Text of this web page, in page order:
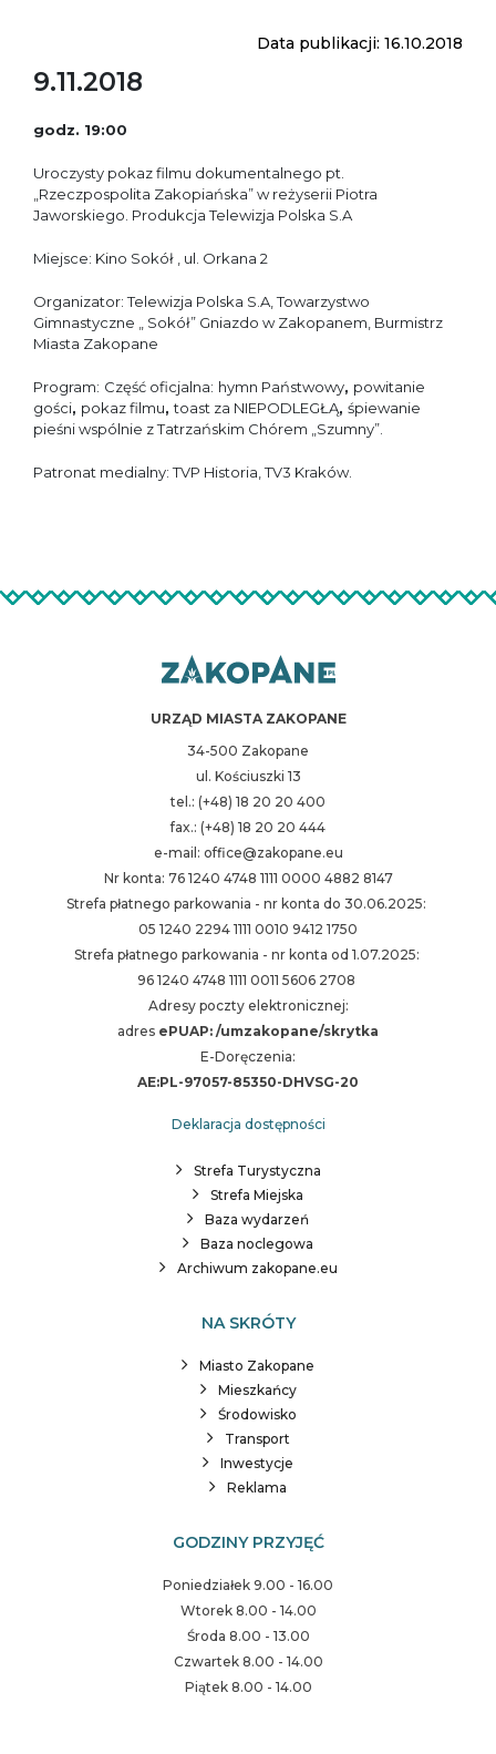
Data publikacji: 16.10.2018
9.11.2018
godz. 19:00
Uroczysty pokaz filmu dokumentalnego pt.
„Rzeczpospolita Zakopiańska” w reżyserii Piotra
Jaworskiego. Produkcja Telewizja Polska S.A
Miejsce: Kino Sokół , ul. Orkana 2
Organizator: Telewizja Polska S.A, Towarzystwo
Gimnastyczne „ Sokół” Gniazdo w Zakopanem, Burmistrz
Miasta Zakopane
Program: Część oficjalna: hymn Państwowy, powitanie
gości, pokaz filmu,toast za NIEPODLEGŁĄ, śpiewanie
pieśni wspólnie z Tatrzańskim Chórem „Szumny”.
Patronat medialny: TVP Historia, TV3 Kraków.
URZĄD MIASTA ZAKOPANE
34-500 Zakopane
ul. Kościuszki 13
tel.: (+48) 18 20 20 400
fax.: (+48) 18 20 20 444
e-mail: office@zakopane.eu
Nr konta: 76 1240 4748 1111 0000 4882 8147
Strefa płatnego parkowania - nr konta do 30.06.2025:
05 1240 2294 1111 0010 9412 1750
Strefa płatnego parkowania - nr konta od 1.07.2025:
96 1240 4748 1111 0011 5606 2708
Adresy poczty elektronicznej:
adres ePUAP: /umzakopane/skrytka
E-Doręczenia:
AE:PL-97057-85350-DHVSG-20
Deklaracja dostępności
Strefa Turystyczna
Strefa Miejska
Baza wydarzeń
Baza noclegowa
Archiwum zakopane.eu
NA SKRÓTY
Miasto Zakopane
Mieszkańcy
Środowisko
Transport
Inwestycje
Reklama
GODZINY PRZYJĘĆ
Poniedziałek 9.00 - 16.00
Wtorek 8.00 - 14.00
Środa 8.00 - 13.00
Czwartek 8.00 - 14.00
Piątek 8.00 - 14.00